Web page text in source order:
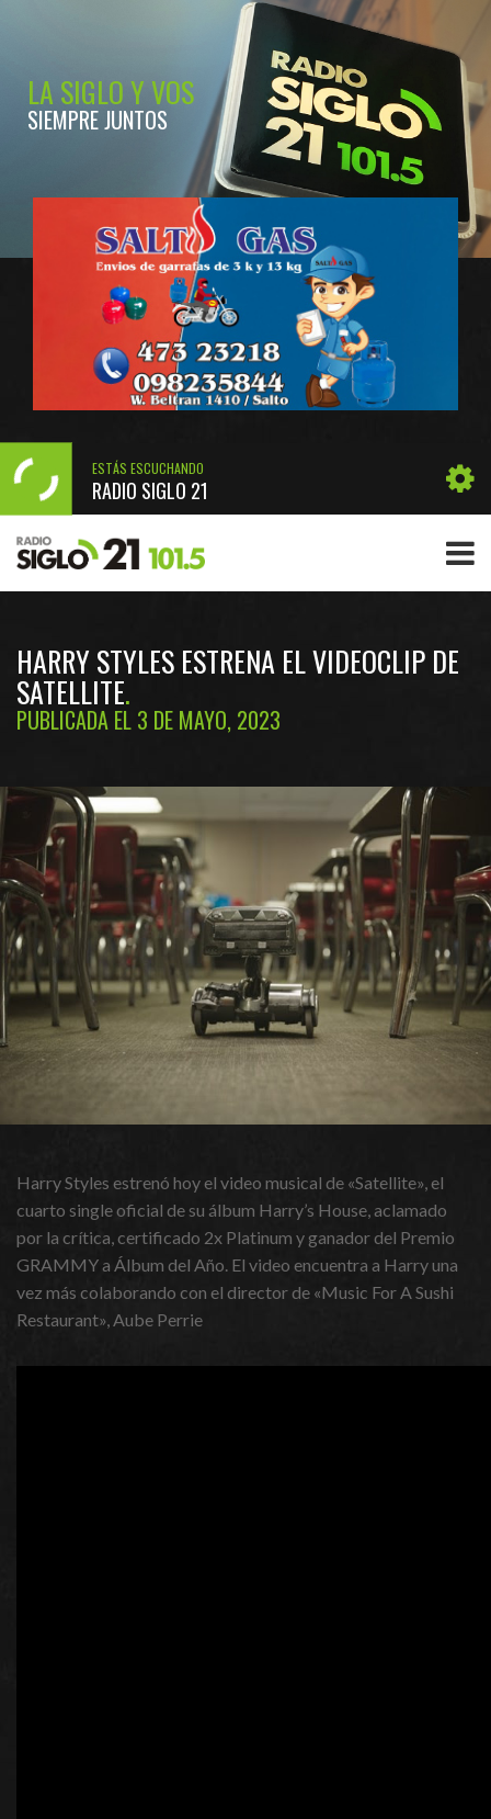
LA SIGLO Y VOS
SIEMPRE JUNTOS
ESTÁS ESCUCHANDO
RADIO SIGLO 21
HARRY STYLES ESTRENA EL VIDEOCLIP DE
SATELLITE
PUBLICADA EL 3 DE MAYO, 2023
Harry Styles estrenó hoy el video musical de «Satellite», el
cuarto single oficial de su álbum Harry’s House, aclamado
por la crítica, certificado 2x Platinum y ganador del Premio
GRAMMY a Álbum del Año. El video encuentra a Harry una
vez más colaborando con el director de «Music For A Sushi
Restaurant», Aube Perrie